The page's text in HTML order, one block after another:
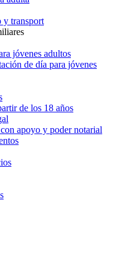
y transport
jóvenes adultos
de día para jóvenes
de los 18 años
apoyo y poder notarial